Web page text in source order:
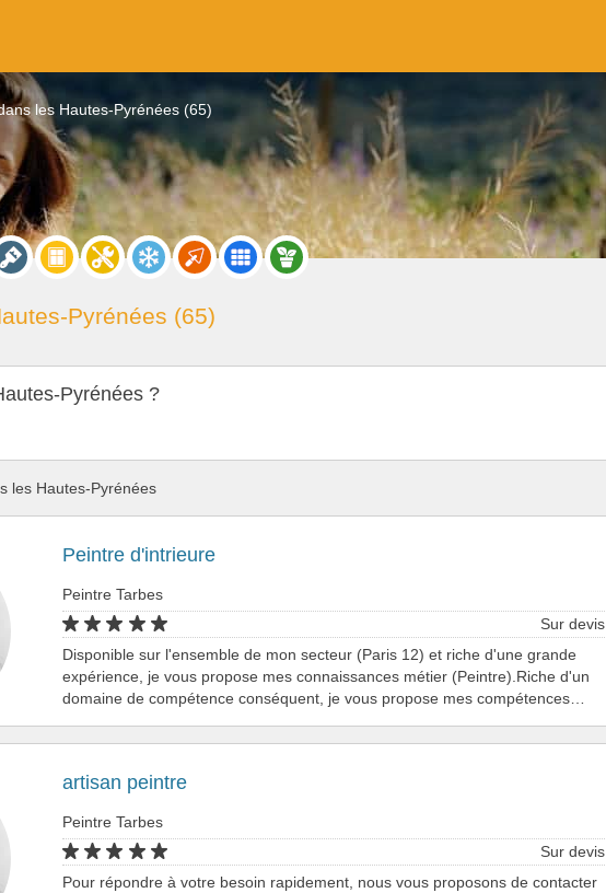
les Hautes-Pyrénées (65)
Pyrénées (65)
Pyrénées ?
les Hautes-Pyrénées
Peintre d'intrieure
Peintre Tarbes
Sur devis
Disponible sur l'ensemble de mon secteur (Paris 12) et riche d'une grande
expérience, je vous propose mes connaissances métier (Peintre).Riche d'un
domaine de compétence conséquent, je vous propose mes compétences…
artisan peintre
Peintre Tarbes
Sur devis
Pour répondre à votre besoin rapidement, nous vous proposons de contacter